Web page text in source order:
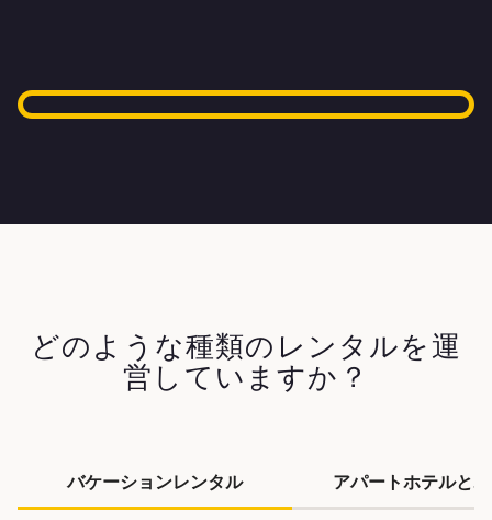
どのような種類のレンタルを運
営していますか？
バケーションレンタル アパートホテルと